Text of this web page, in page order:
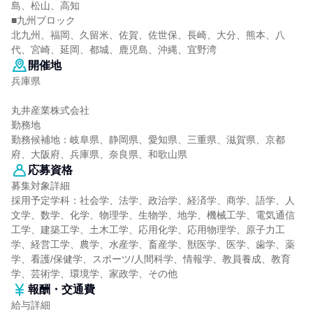
島、松山、高知
■九州ブロック
北九州、福岡、久留米、佐賀、佐世保、長崎、大分、熊本、八
代、宮崎、延岡、都城、鹿児島、沖縄、宜野湾
開催地
兵庫県
丸井産業株式会社
勤務地
勤務候補地：岐阜県、静岡県、愛知県、三重県、滋賀県、京都
府、大阪府、兵庫県、奈良県、和歌山県
応募資格
募集対象詳細
採用予定学科：社会学、法学、政治学、経済学、商学、語学、人
文学、数学、化学、物理学、生物学、地学、機械工学、電気通信
工学、建築工学、土木工学、応用化学、応用物理学、原子力工
学、経営工学、農学、水産学、畜産学、獣医学、医学、歯学、薬
学、看護/保健学、スポーツ/人間科学、情報学、教員養成、教育
学、芸術学、環境学、家政学、その他
報酬・交通費
給与詳細